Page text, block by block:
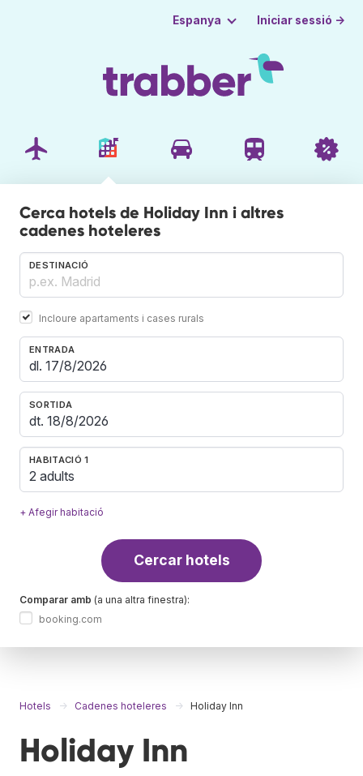
Espanya Iniciar sessió →
Cerca hotels de Holiday Inn i altres
cadenes hoteleres
DESTINACIÓ
Incloure apartaments i cases rurals
ENTRADA
SORTIDA
HABITACIÓ 1
2 adults
+ Afegir habitació
Cercar hotels
Comparar amb (a una altra finestra):
booking.com
Hotels Cadenes hoteleres Holiday Inn
Holiday Inn